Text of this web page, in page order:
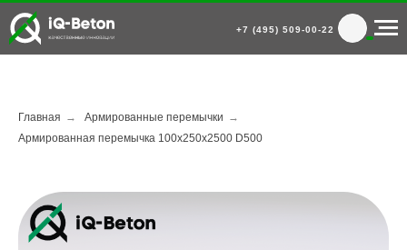
+7 (495) 509-00-22
Главная → Армированные перемычки →
Армированная перемычка 100х250х2500 D500